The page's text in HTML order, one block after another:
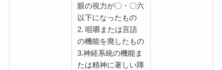
眼の視力が〇・〇六
以下になったもの
2. 咀嚼または言語
の機能を廃したもの
3.神経系統の機能ま
たは精神に著しい障